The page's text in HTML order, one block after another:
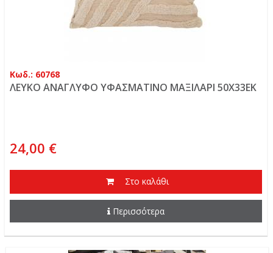
Κωδ.: 60768
ΛΕΥΚΟ ΑΝΑΓΛΥΦΟ ΥΦΑΣΜΑΤΙΝΟ ΜΑΞΙΛΑΡΙ 50Χ33ΕΚ
24,00 €
Στο καλάθι
Περισσότερα